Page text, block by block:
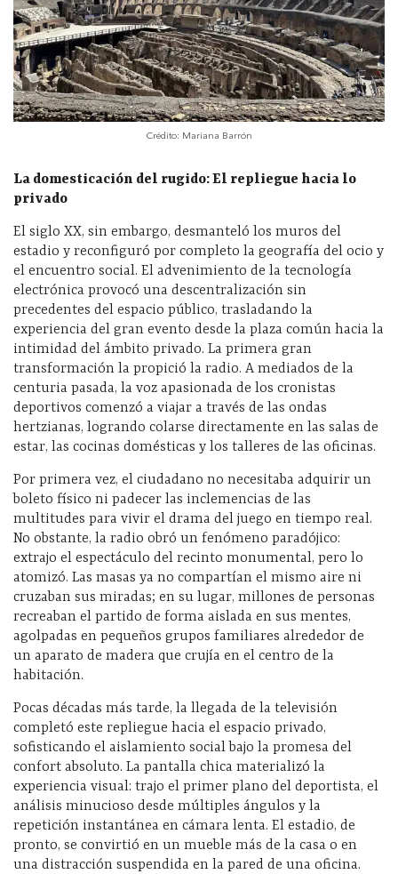
Crédito: Mariana Barrón
La domesticación del rugido: El repliegue hacia lo
privado
El siglo XX, sin embargo, desmanteló los muros del
estadio y reconfiguró por completo la geografía del ocio y
el encuentro social. El advenimiento de la tecnología
electrónica provocó una descentralización sin
precedentes del espacio público, trasladando la
experiencia del gran evento desde la plaza común hacia la
intimidad del ámbito privado. La primera gran
transformación la propició la radio. A mediados de la
centuria pasada, la voz apasionada de los cronistas
deportivos comenzó a viajar a través de las ondas
hertzianas, logrando colarse directamente en las salas de
estar, las cocinas domésticas y los talleres de las oficinas.
Por primera vez, el ciudadano no necesitaba adquirir un
boleto físico ni padecer las inclemencias de las
multitudes para vivir el drama del juego en tiempo real.
No obstante, la radio obró un fenómeno paradójico:
extrajo el espectáculo del recinto monumental, pero lo
atomizó. Las masas ya no compartían el mismo aire ni
cruzaban sus miradas; en su lugar, millones de personas
recreaban el partido de forma aislada en sus mentes,
agolpadas en pequeños grupos familiares alrededor de
un aparato de madera que crujía en el centro de la
habitación.
Pocas décadas más tarde, la llegada de la televisión
completó este repliegue hacia el espacio privado,
sofisticando el aislamiento social bajo la promesa del
confort absoluto. La pantalla chica materializó la
experiencia visual: trajo el primer plano del deportista, el
análisis minucioso desde múltiples ángulos y la
repetición instantánea en cámara lenta. El estadio, de
pronto, se convirtió en un mueble más de la casa o en
una distracción suspendida en la pared de una oficina.